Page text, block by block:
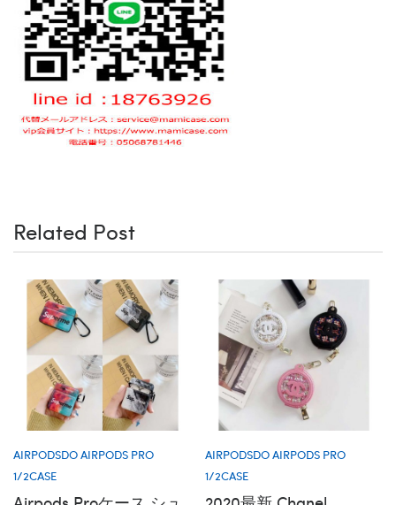
Related Post
AIRPODSDO AIRPODS PRO
1/2CASE
AIRPODSDO AIRPODS PRO
1/2CASE